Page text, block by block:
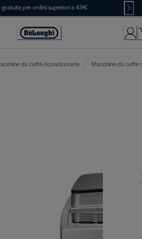
gratuita per ordini superiori a 49€
Accessibility
da caffè ricondizionate Macchine da caffè